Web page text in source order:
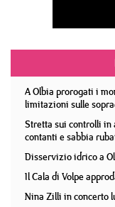
A Olbia prorogati i
limitazioni sulle
Stretta sui controlli in
contanti e sabbia
Disservizio idrico a
Il Cala di Volpe
Nina Zilli in concerto